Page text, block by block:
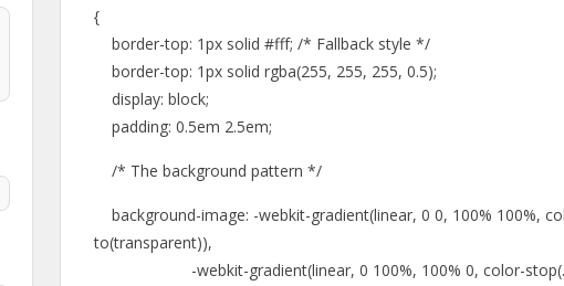
{
border-top: 1px solid #fff; /* Fallback style */
border-top: 1px solid rgba(255, 255, 255, 0.5);
display: block;
padding: 0.5em 2.5em;
/* The background pattern */
background-image: -webkit-gradient(linear, 0 0, 100% 100%,
to(transparent)),
-webkit-gradient(linear, 0 100%, 100% 0, color-stop(.25,